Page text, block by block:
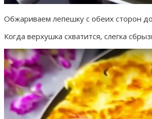
Обжариваем лепешку с обеих сторон
Когда верхушка схватится, слегка